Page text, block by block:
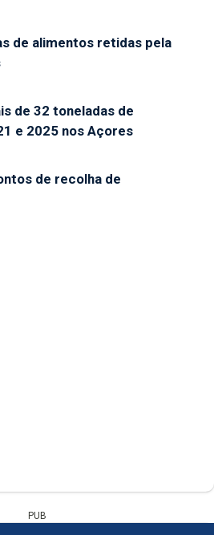
de alimentos retidas pela
de 32 toneladas de
e 2025 nos Açores
de recolha de
PUB